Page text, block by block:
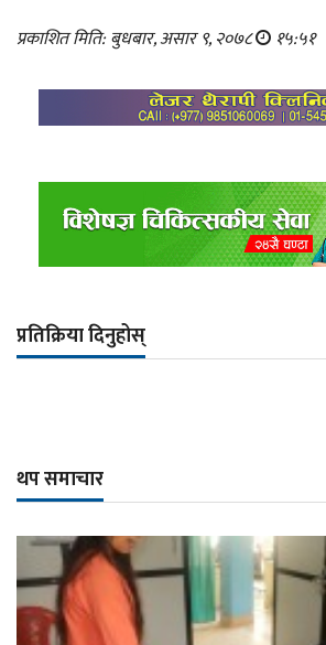
प्रकाशित मिति: बुधबार, असार ९, २०७८ १५:५१
प्रतिक्रिया दिनुहोस्
थप समाचार